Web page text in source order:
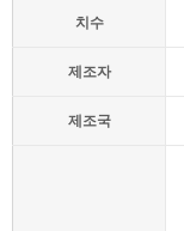
치수
제조자
제조국